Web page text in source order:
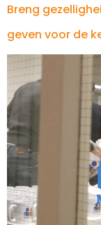
Breng
geven voor de